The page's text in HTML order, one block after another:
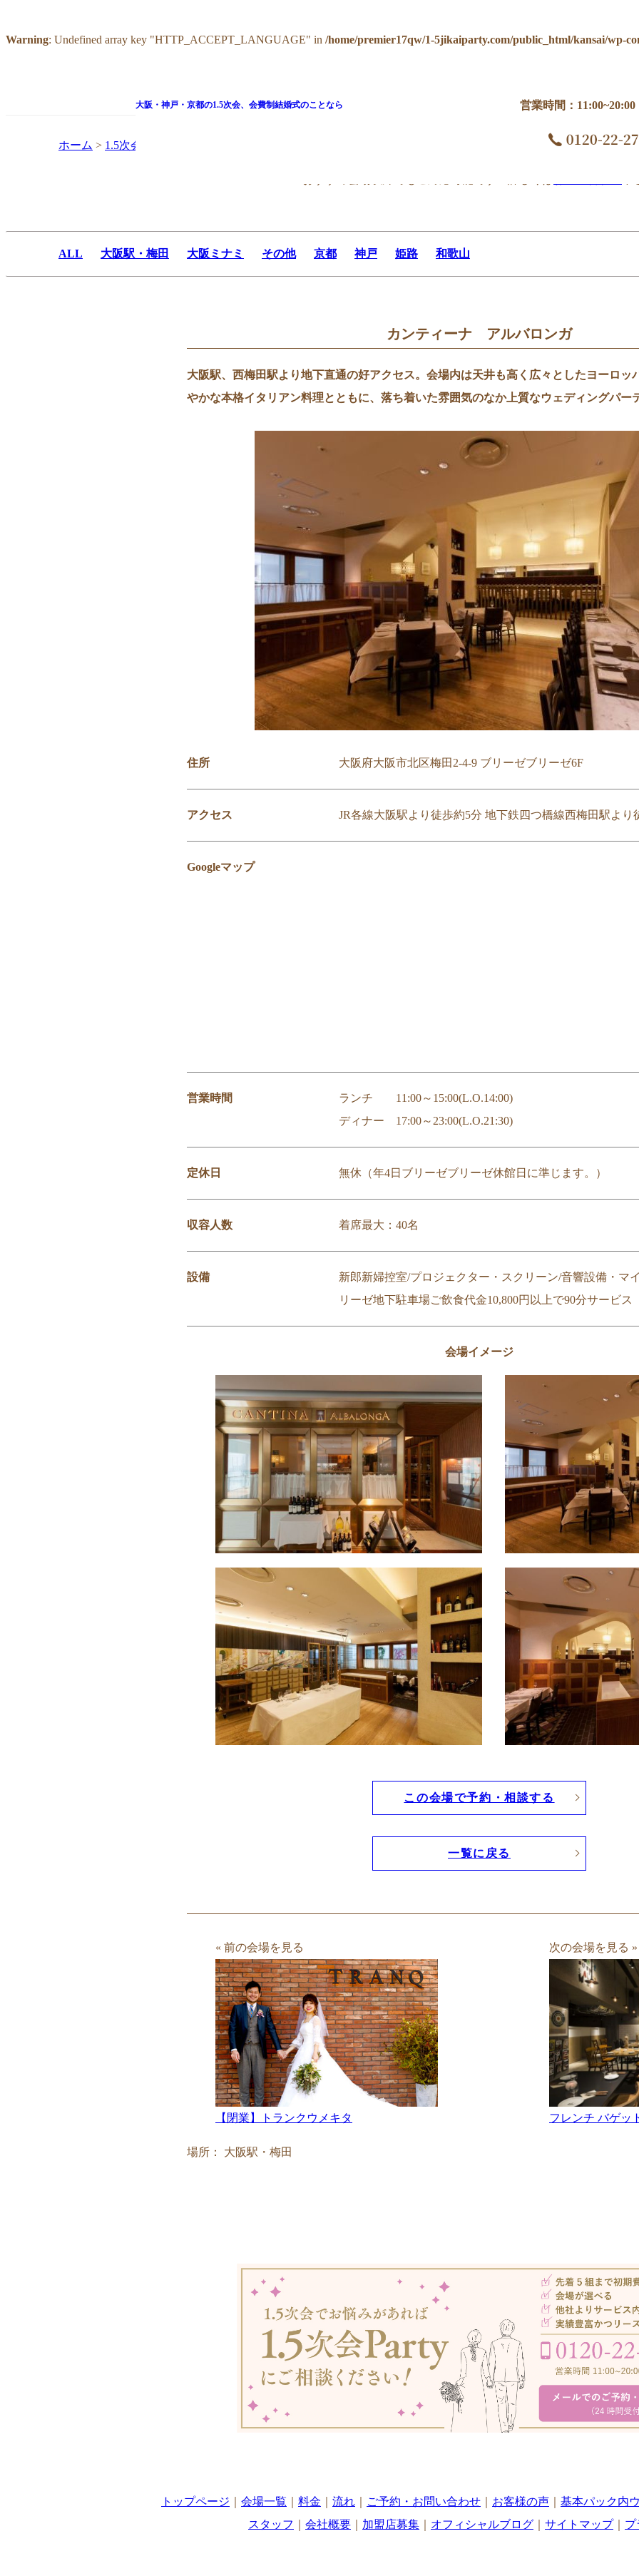
Warning: Undefined array key "HTTP_ACCEPT_LANGUAGE" in /home/premier17qw/1-5jikaiparty.com/public_html/kansai/wp-
大阪・神戸・京都の1.5次会、 会費制結婚式のことなら 営業時間：
ホーム > 1.5次会会場一覧
ALL 大阪駅・梅田 大阪ミナミ その他 京都 神戸 姫路 和歌山
カンティーナ アルバロンガ
大阪駅、西梅田駅より地下直通の好アクセス。会場内は天井も高く広々としたヨーロッ
やかな本格イタリアン料理とともに、落ち着いた雰囲気のなか上質なウェディングパー
住所 大阪府大阪市北区梅田2-4-9 ブリーゼブリーゼ6F
アクセス JR各線大阪駅より徒歩約5分 地下鉄四つ橋線西梅田駅より
Googleマップ
営業時間
ランチ 11:00～15:00(L.O.14:00)
ディナー 17:00～23:00(L.O.21:30)
定休日 無休（年4日ブリーゼブリーゼ休館日に準じます。）
収容人数 着席最大：40名
設備
新郎新婦控室/プロジェクター・スクリーン/音響設備・マ
リーゼ地下駐車場ご飲食代金10,800円以上で90分サービス
会場イメージ
この会場で予約・相談する
一覧に戻る
« 前の会場を見る
【閉業】トランクウメキタ
次の会場を見る »
フレンチ バゲッ
場所： 大阪駅・梅田
トップページ 会場一覧 料金 流れ ご予約・お問い合わせ お客様の声 基本パック内
スタッフ
会社概要 加盟店募集 オフィシャルブログ サイトマップ｜ プ